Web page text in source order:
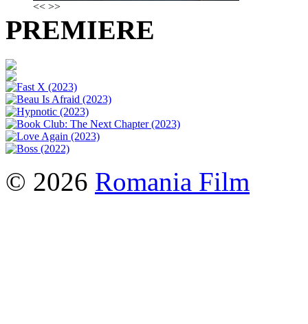
<< >>
PREMIERE
© 2026 Romania Film